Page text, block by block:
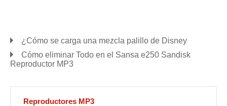
¿Cómo se carga una mezcla palillo de Disney
Cómo eliminar Todo en el Sansa e250 Sandisk
Reproductor MP3
Reproductores MP3